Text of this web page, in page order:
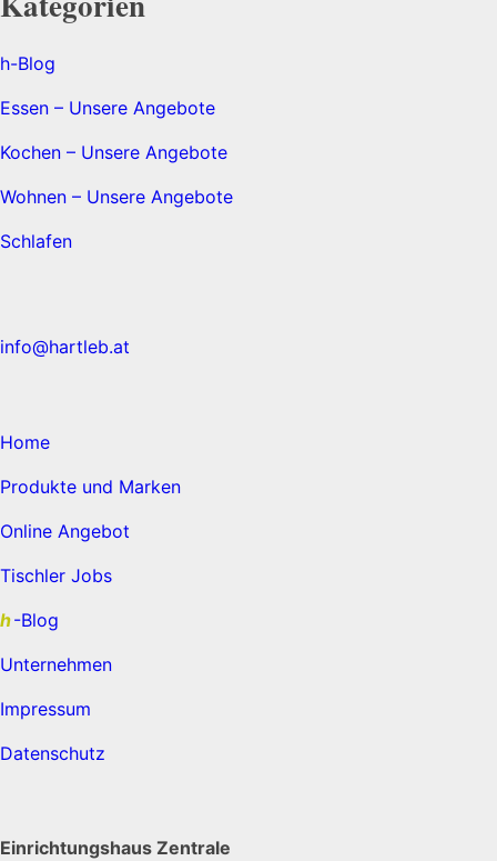
h-Blog
Essen – Unsere Angebote
Kochen – Unsere Angebote
Wohnen – Unsere Angebote
Schlafen
info@hartleb.at
Home
Produkte und Marken
Online Angebot
Tischler Jobs
h-Blog
Unternehmen
Impressum
Datenschutz
Einrichtungshaus Zentrale